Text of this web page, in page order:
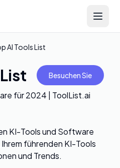
Open
AI Tools List
Besuchen Sie
für 2024 | ToolList.ai
KI-Tools und Software
führenden KI-Tools
und Trends.